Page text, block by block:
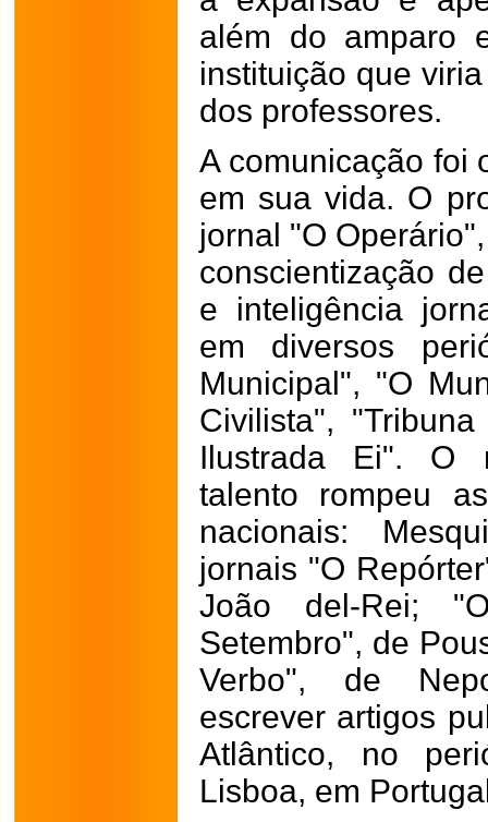
além do amparo
instituição que
dos professores.
A comunicação foi
em sua vida. O
jornal "O
conscientização
e inteligência
em diversos
Municipal", "O
Civilista",
Ilustrada Ei". O
talento rompeu
nacionais:
jornais "O
João del-Rei;
Setembro", de
Verbo", de
escrever artigos
Atlântico, no
Lisboa, em